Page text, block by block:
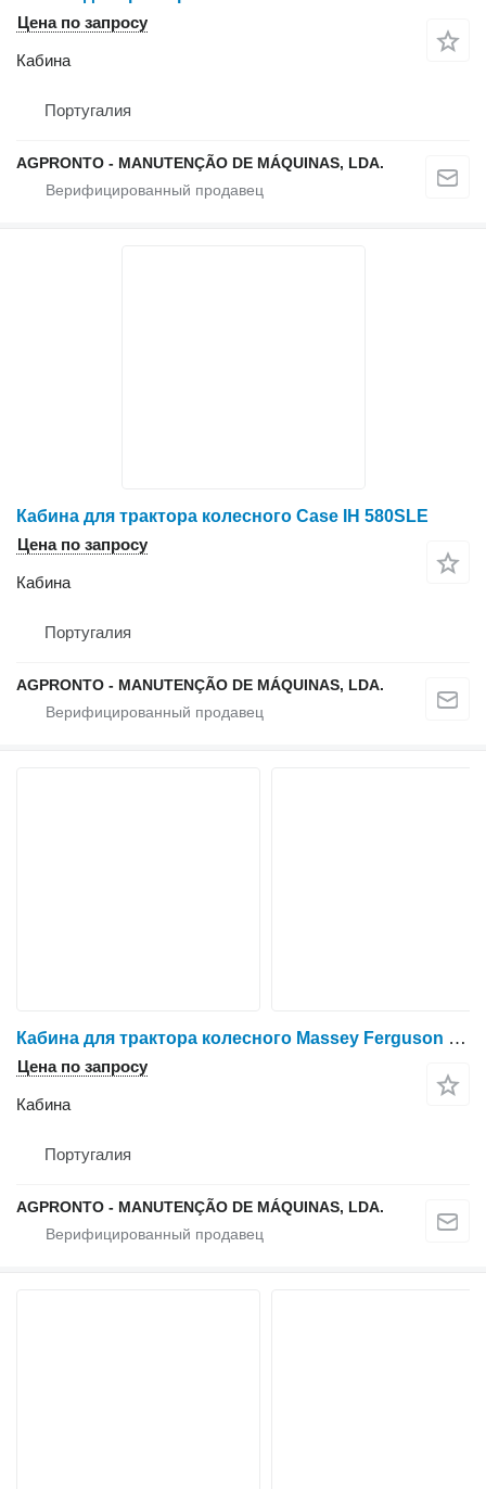
Цена по запросу
Кабина
Португалия
AGPRONTO - MANUTENÇÃO DE MÁQUINAS, LDA.
Кабина для трактора колесного Case IH 580SLE
Цена по запросу
Кабина
Португалия
AGPRONTO - MANUTENÇÃO DE MÁQUINAS, LDA.
Кабина для трактора колесного Massey Ferguson 6480 DYNA 6 по запчастям
Цена по запросу
Кабина
Португалия
AGPRONTO - MANUTENÇÃO DE MÁQUINAS, LDA.